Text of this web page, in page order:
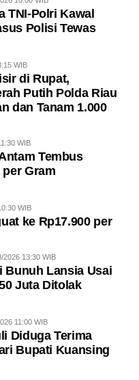
Pemilu Bisa
TNI-Polri Kawal
Polisi Tewas
WIB
di Rupat,
Putih Polda Riau
dan Tanam 1.000
WIB
Tembus
per Gram
WIB
ke Rp17.900 per
2026 13:30 WIB
Bunuh Lansia Usai
Juta Ditolak
11:00 WIB
Diduga Terima
Bupati Kuansing